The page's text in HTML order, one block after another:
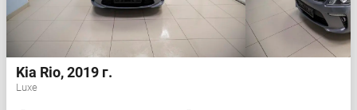
Kia Rio, 2019 г.
Luxe